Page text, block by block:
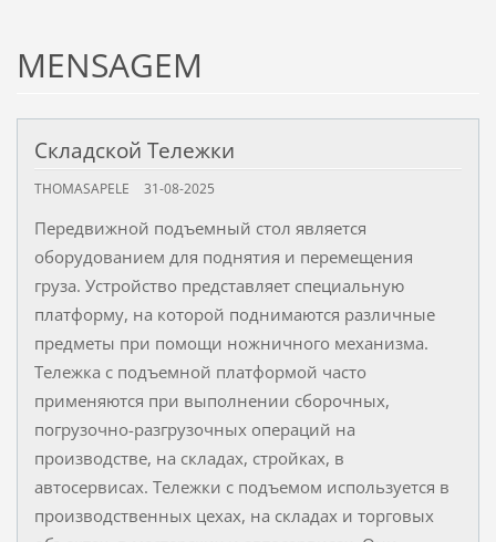
MENSAGEM
Складской Тележки
THOMASAPELE 31-08-2025
Передвижной подъемный стол является
оборудованием для поднятия и перемещения
груза. Устройство представляет специальную
платформу, на которой поднимаются различные
предметы при помощи ножничного механизма.
Тележка с подъемной платформой часто
применяются при выполнении сборочных,
погрузочно-разгрузочных операций на
производстве, на складах, стройках, в
автосервисах. Тележки с подъемом используется в
производственных цехах, на складах и торговых